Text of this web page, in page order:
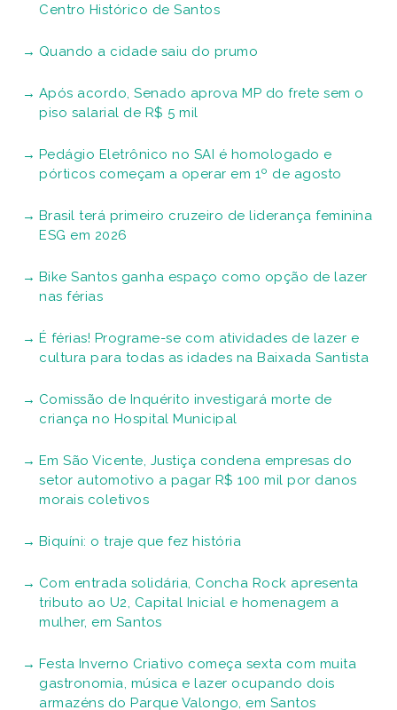
Centro Histórico de Santos
Quando a cidade saiu do prumo
Após acordo, Senado aprova MP do frete sem o
piso salarial de R$ 5 mil
Pedágio Eletrônico no SAI é homologado e
pórticos começam a operar em 1º de agosto
Brasil terá primeiro cruzeiro de liderança feminina
ESG em 2026
Bike Santos ganha espaço como opção de lazer
nas férias
É férias! Programe-se com atividades de lazer e
cultura para todas as idades na Baixada Santista
Comissão de Inquérito investigará morte de
criança no Hospital Municipal
Em São Vicente, Justiça condena empresas do
setor automotivo a pagar R$ 100 mil por danos
morais coletivos
Biquíni: o traje que fez história
Com entrada solidária, Concha Rock apresenta
tributo ao U2, Capital Inicial e homenagem a
mulher, em Santos
Festa Inverno Criativo começa sexta com muita
gastronomia, música e lazer ocupando dois
armazéns do Parque Valongo, em Santos